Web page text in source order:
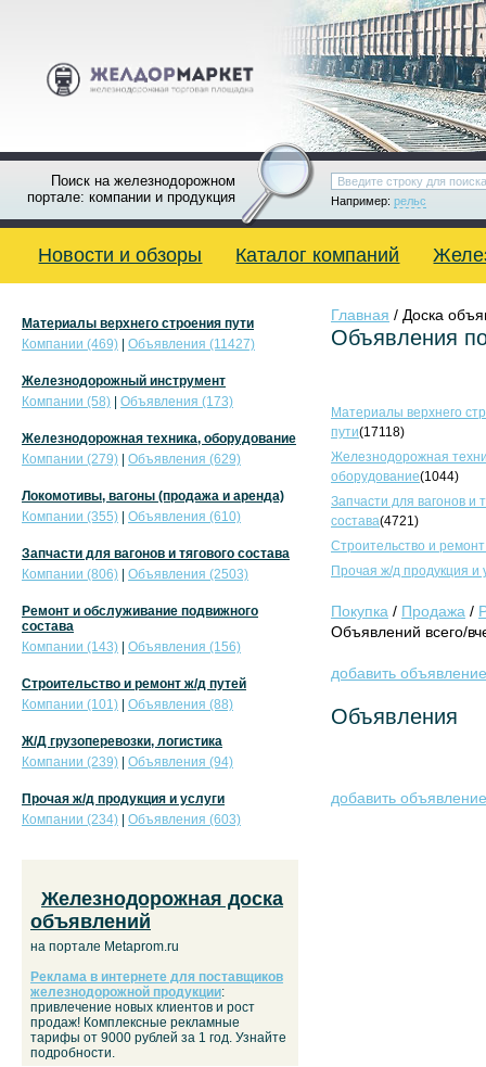
Поиск на железнодорожном
портале: компании и продукция
Например: рельс
Новости и обзоры Каталог компаний
Главная / Доска
Объявления
Материалы верхнего
пути(17118)
Железнодорожная
оборудование(1044)
Запчасти для вагонов и
состава(4721)
Строительство и
Прочая ж/д продукция и
Покупка / Продажа /
Объявлений всего/
добавить объявление
Объявления
добавить объявление
Материалы верхнего строения пути
Компании (469)
Объявления (11427)
Железнодорожный инструмент
Компании (58)
Объявления (173)
Железнодорожная техника, оборудование
Компании (279)
Объявления (629)
Локомотивы, вагоны (продажа и аренда)
Компании (355)
Объявления (610)
Запчасти для вагонов и тягового состава
Компании (806)
Объявления (2503)
Ремонт и обслуживание подвижного
состава
Компании (143)
Объявления (156)
Строительство и ремонт ж/д путей
Компании (101)
Объявления (88)
Ж/Д грузоперевозки, логистика
Компании (239)
Объявления (94)
Прочая ж/д продукция и услуги
Компании (234)
Объявления (603)
Железнодорожная доска
объявлений
на портале Metaprom.ru
Реклама в интернете для поставщиков
железнодорожной продукции:
привлечение новых клиентов и рост
продаж! Комплексные рекламные
тарифы от 9000 рублей за 1 год. Узнайте
подробности.